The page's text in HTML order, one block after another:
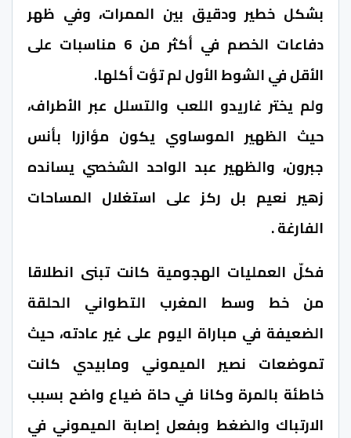
بشكل خطير ودقيق بين الممرات، وفي ظهر
دفاعات الخصم في أكثر من 6 مناسبات على
الأقل في الشوط الأول لم تؤت أكلها.
ولم يختر غاريدو اللعب والتسلل عبر الأطراف،
حيث الظهير الموساوي يكون مؤازرا بأنس
جبرون، والظهير عبد الواحد الشخصي يسانده
زهير نعيم بل ركز على استغلال المساحات
الفارغة .
فكلّ العمليات الهجومية كانت تبنى انطلاقا
من خط وسط المغرب التطواني الحلقة
الضعيفة في مباراة اليوم على غير عادته، حيث
تموضعات نصير الميموني ومابيدي كانت
خاطئة بالمرة وكانا في حاة ضياع واضح بسبب
الارتباك والضغط وبفعل إصابة الميموني في